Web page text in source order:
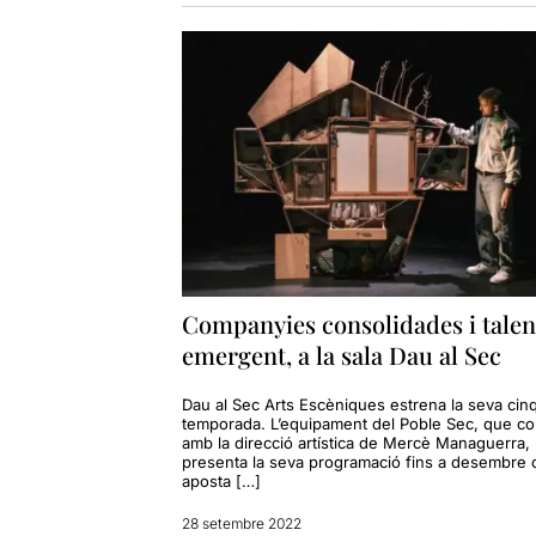
Companyies consolidades i
emergent, a la sala Dau al Sec
Dau al Sec Arts Escèniques estrena la seva
temporada. L’equipament del Poble Sec, que
amb la direcció artística de Mercè Managuerra,
presenta la seva programació fins a desembre
aposta […]
28 setembre 2022